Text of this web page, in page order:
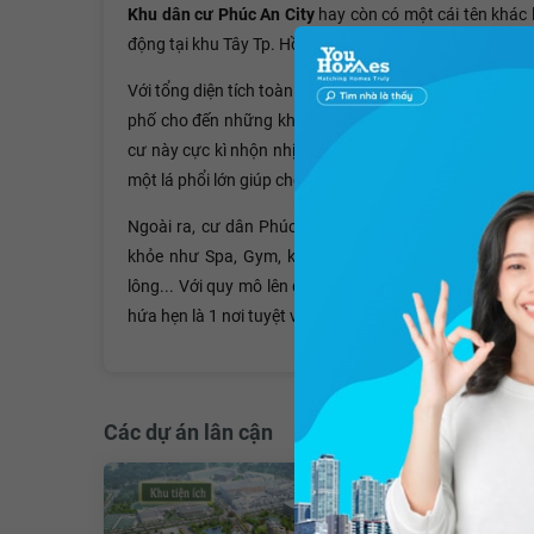
Khu dân cư Phúc An Cityhay còn có một cái tên khác
động tại khu Tây Tp. Hồ Chí Minh.
Với tổng diện tích toàn khu lên đến 48 ha, Phúc An
phố cho đến những khu biệt thự liền kề. Bên cạnh đó
cư này cực kì nhộn nhịp. Điểm thu hút nhất tại Phúc
một lá phổi lớn giúp cho dân cư tại đây có một không
Ngoài ra, cư dân Phúc An Village còn được bao bọc
khỏe như Spa, Gym, khu bể bơi.. đến những khu
lông... Với quy mô lên đến gần 50ha, mật độ xây
hứa hẹn là 1 nơi tuyệt vời để an cư, lạc nghiệp.
Các dự án lân cận